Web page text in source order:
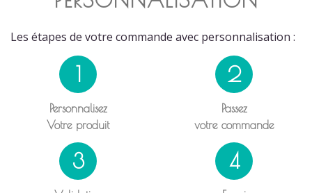
Les étapes de votre commande avec personnalisation :
1
Personnalisez
Votre produit
2
Passez
votre commande
3 4